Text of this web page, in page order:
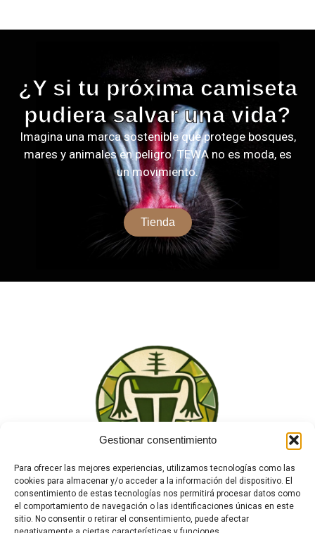
Gestionar consentimiento
Para ofrecer las mejores experiencias, utilizamos tecnologías como las
cookies para almacenar y/o acceder a la información del dispositivo. El
consentimiento de estas tecnologías nos permitirá procesar datos como
el comportamiento de navegación o las identificaciones únicas en este
sitio. No consentir o retirar el consentimiento, puede afectar
¿Y si tu próxima camiseta
pudiera salvar una vida?
Imagina una marca sostenible que protege bosques,
mares y animales en peligro. TEWA no es moda, es
un movimiento.
Tienda